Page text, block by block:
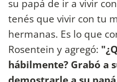
su papá de ir a vivir
tenés que vivir con tu
hermanas. Es lo que
Rosentein y agregó:
hábilmente? Grabó a